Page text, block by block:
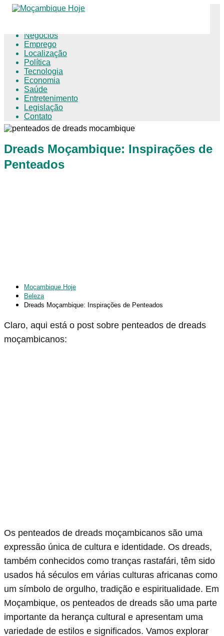
Negócios
Emprego
Localização
Política
Tecnologia
Economia
Saúde
Entretenimento
Legislação
Contato
Dreads Moçambique: Inspirações de
Penteados
Moçambique Hoje
Beleza
Dreads Moçambique: Inspirações de Penteados
Claro, aqui está o post sobre penteados de dreads
moçambicanos:
Os penteados de dreads moçambicanos são uma
expressão única de cultura e identidade. Os dreads,
também conhecidos como tranças rastafári, têm sido
usados há séculos em várias culturas africanas como
um símbolo de orgulho, tradição e espiritualidade. Em
Moçambique, os penteados de dreads são uma parte
importante da herança cultural e apresentam uma
variedade de estilos e significados. Vamos explorar